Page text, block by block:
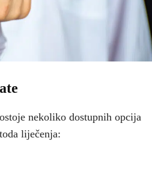
nekoliko dostupnih opcija
liječenja: